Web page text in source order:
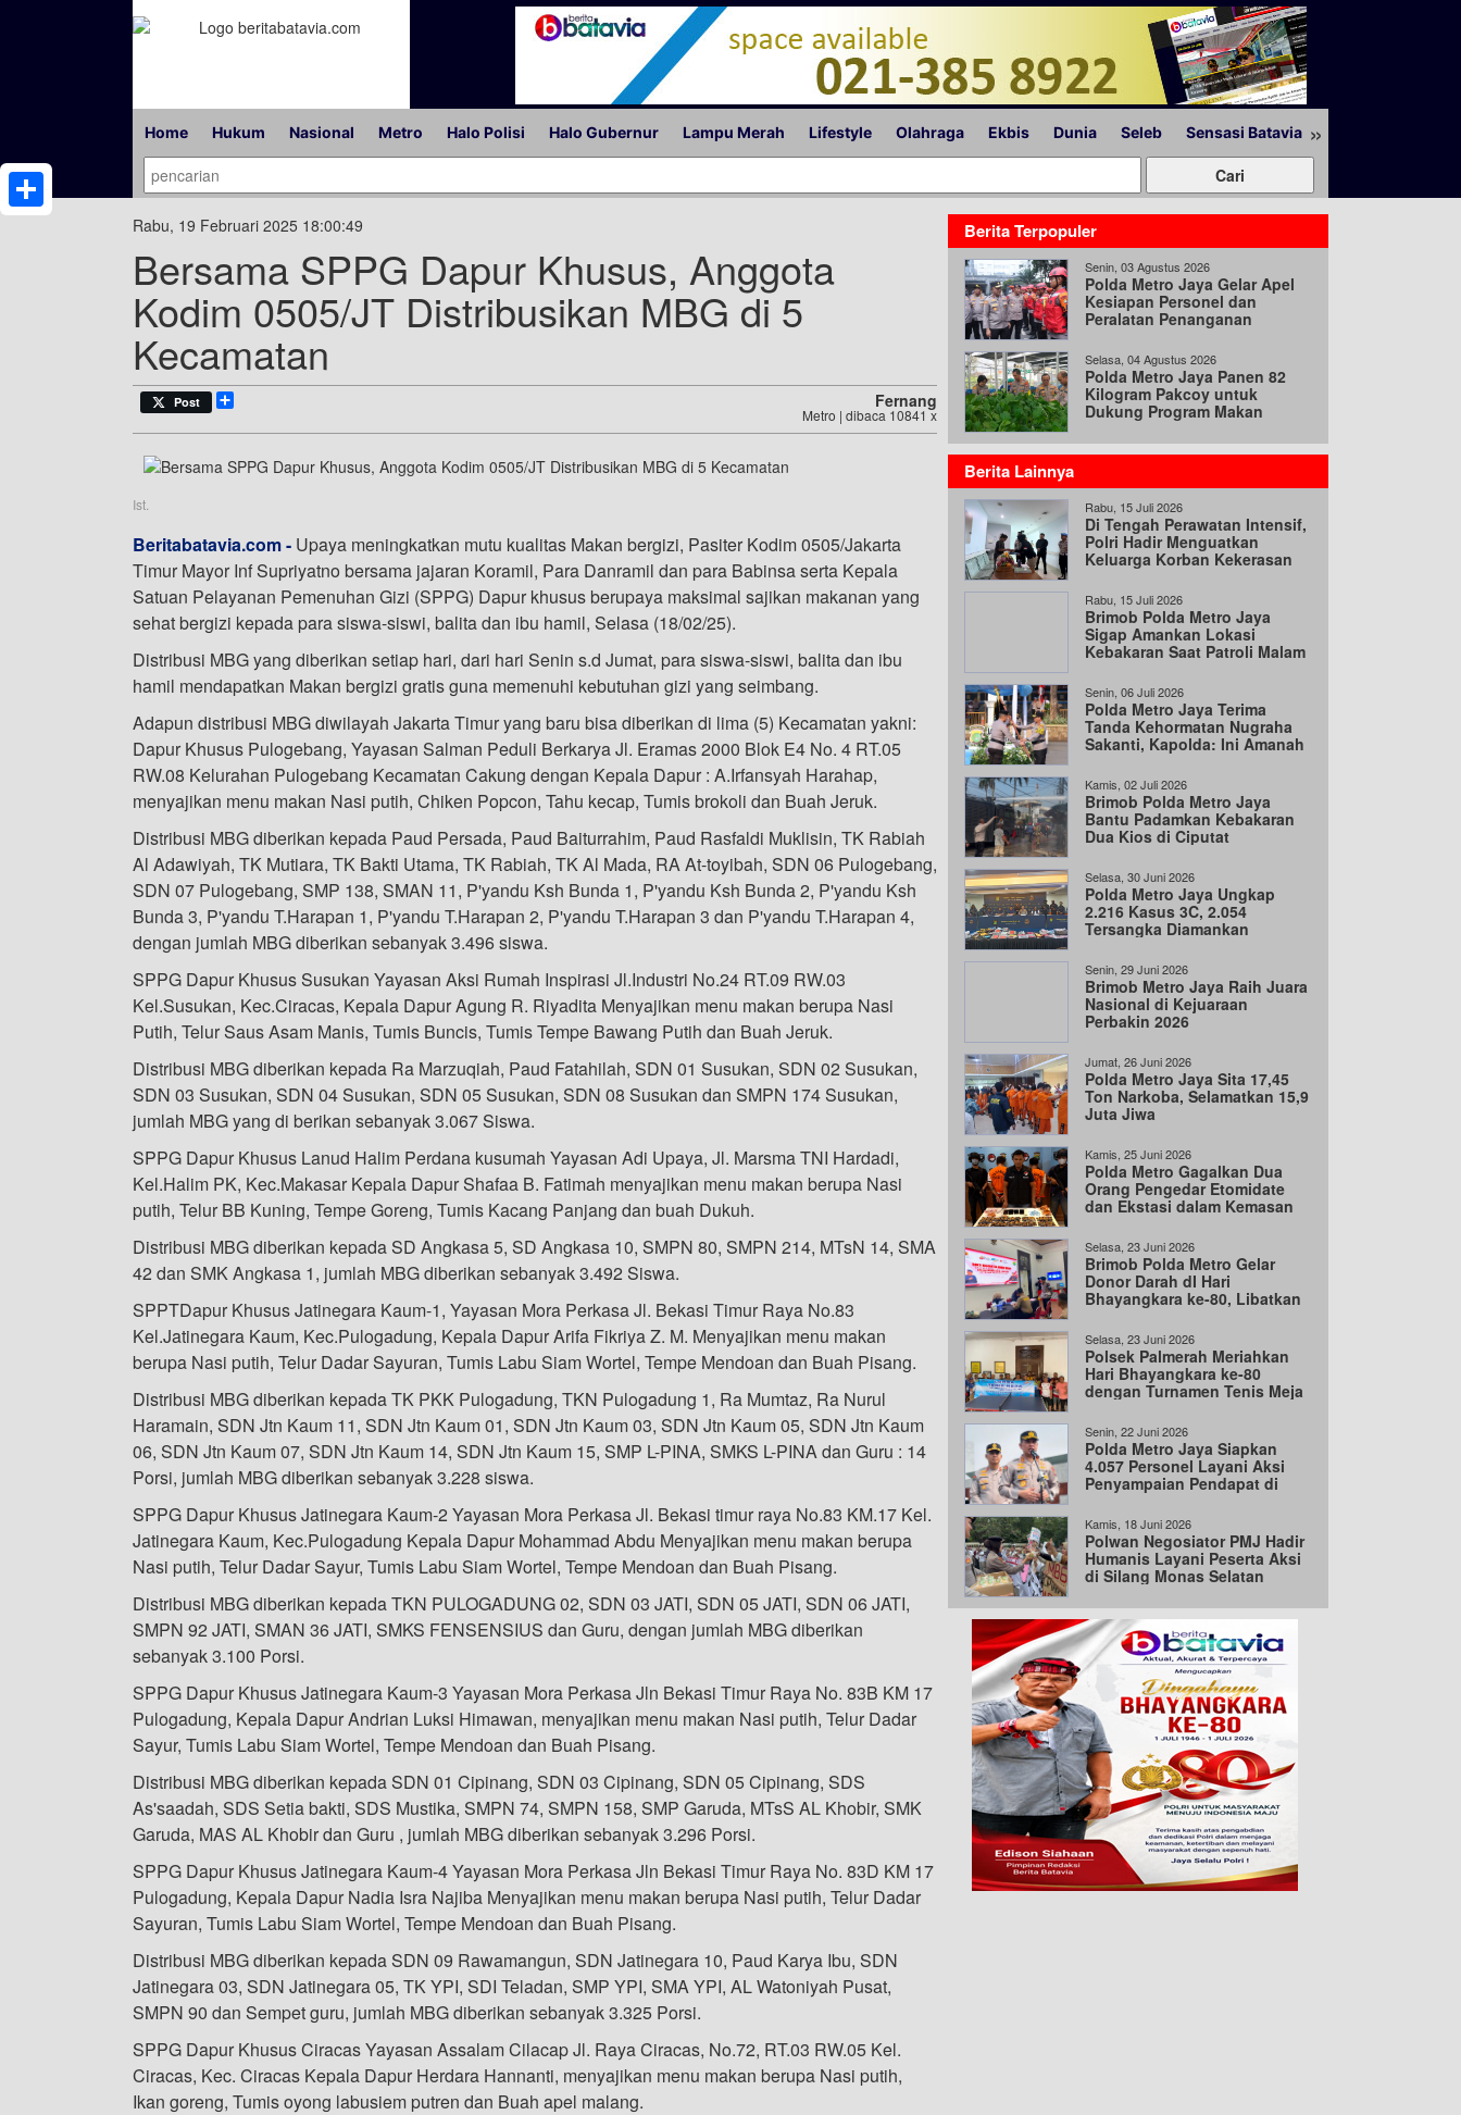
Home Hukum Nasional Metro Halo Polisi Halo Gubernur Lampu Merah Lifestyle Olahraga Ekbis Dunia Seleb Sensasi Batavia »
Rabu, 19 Februari 2025 18:00:49
Bersama SPPG Dapur Khusus, Anggota
Kodim 0505/JT Distribusikan MBG di 5
Kecamatan
Post Fernang
Metro | dibaca 10841 x
Ist.
Beritabatavia.com - Upaya meningkatkan mutu kualitas Makan bergizi, Pasiter Kodim 0505/Jakarta
Timur Mayor Inf Supriyatno bersama jajaran Koramil, Para Danramil dan para Babinsa serta Kepala
Satuan Pelayanan Pemenuhan Gizi (SPPG) Dapur khusus berupaya maksimal sajikan makanan yang
sehat bergizi kepada para siswa-siswi, balita dan ibu hamil, Selasa (18/02/25).
Distribusi MBG yang diberikan setiap hari, dari hari Senin s.d Jumat, para siswa-siswi, balita dan ibu
hamil mendapatkan Makan bergizi gratis guna memenuhi kebutuhan gizi yang seimbang.
Adapun distribusi MBG diwilayah Jakarta Timur yang baru bisa diberikan di lima (5) Kecamatan yakni:
Dapur Khusus Pulogebang, Yayasan Salman Peduli Berkarya Jl. Eramas 2000 Blok E4 No. 4 RT.05
RW.08 Kelurahan Pulogebang Kecamatan Cakung dengan Kepala Dapur : A.Irfansyah Harahap,
menyajikan menu makan Nasi putih, Chiken Popcon, Tahu kecap, Tumis brokoli dan Buah Jeruk.
Distribusi MBG diberikan kepada Paud Persada, Paud Baiturrahim, Paud Rasfaldi Muklisin, TK Rabiah
Al Adawiyah, TK Mutiara, TK Bakti Utama, TK Rabiah, TK Al Mada, RA At-toyibah, SDN 06 Pulogebang,
SDN 07 Pulogebang, SMP 138, SMAN 11, P'yandu Ksh Bunda 1, P'yandu Ksh Bunda 2, P'yandu Ksh
Bunda 3, P'yandu T.Harapan 1, P'yandu T.Harapan 2, P'yandu T.Harapan 3 dan P'yandu T.Harapan 4,
dengan jumlah MBG diberikan sebanyak 3.496 siswa.
SPPG Dapur Khusus Susukan Yayasan Aksi Rumah Inspirasi Jl.Industri No.24 RT.09 RW.03
Kel.Susukan, Kec.Ciracas, Kepala Dapur Agung R. Riyadita Menyajikan menu makan berupa Nasi
Putih, Telur Saus Asam Manis, Tumis Buncis, Tumis Tempe Bawang Putih dan Buah Jeruk.
Distribusi MBG diberikan kepada Ra Marzuqiah, Paud Fatahilah, SDN 01 Susukan, SDN 02 Susukan,
SDN 03 Susukan, SDN 04 Susukan, SDN 05 Susukan, SDN 08 Susukan dan SMPN 174 Susukan,
jumlah MBG yang di berikan sebanyak 3.067 Siswa.
SPPG Dapur Khusus Lanud Halim Perdana kusumah Yayasan Adi Upaya, Jl. Marsma TNI Hardadi,
Kel.Halim PK, Kec.Makasar Kepala Dapur Shafaa B. Fatimah menyajikan menu makan berupa Nasi
putih, Telur BB Kuning, Tempe Goreng, Tumis Kacang Panjang dan buah Dukuh.
Distribusi MBG diberikan kepada SD Angkasa 5, SD Angkasa 10, SMPN 80, SMPN 214, MTsN 14, SMA
42 dan SMK Angkasa 1, jumlah MBG diberikan sebanyak 3.492 Siswa.
SPPTDapur Khusus Jatinegara Kaum-1, Yayasan Mora Perkasa Jl. Bekasi Timur Raya No.83
Kel.Jatinegara Kaum, Kec.Pulogadung, Kepala Dapur Arifa Fikriya Z. M. Menyajikan menu makan
berupa Nasi putih, Telur Dadar Sayuran, Tumis Labu Siam Wortel, Tempe Mendoan dan Buah Pisang.
Distribusi MBG diberikan kepada TK PKK Pulogadung, TKN Pulogadung 1, Ra Mumtaz, Ra Nurul
Haramain, SDN Jtn Kaum 11, SDN Jtn Kaum 01, SDN Jtn Kaum 03, SDN Jtn Kaum 05, SDN Jtn Kaum
06, SDN Jtn Kaum 07, SDN Jtn Kaum 14, SDN Jtn Kaum 15, SMP L-PINA, SMKS L-PINA dan Guru : 14
Porsi, jumlah MBG diberikan sebanyak 3.228 siswa.
SPPG Dapur Khusus Jatinegara Kaum-2 Yayasan Mora Perkasa Jl. Bekasi timur raya No.83 KM.17 Kel.
Jatinegara Kaum, Kec.Pulogadung Kepala Dapur Mohammad Abdu Menyajikan menu makan berupa
Nasi putih, Telur Dadar Sayur, Tumis Labu Siam Wortel, Tempe Mendoan dan Buah Pisang.
Distribusi MBG diberikan kepada TKN PULOGADUNG 02, SDN 03 JATI, SDN 05 JATI, SDN 06 JATI,
SMPN 92 JATI, SMAN 36 JATI, SMKS FENSENSIUS dan Guru, dengan jumlah MBG diberikan
sebanyak 3.100 Porsi.
SPPG Dapur Khusus Jatinegara Kaum-3 Yayasan Mora Perkasa Jln Bekasi Timur Raya No. 83B KM 17
Pulogadung, Kepala Dapur Andrian Luksi Himawan, menyajikan menu makan Nasi putih, Telur Dadar
Sayur, Tumis Labu Siam Wortel, Tempe Mendoan dan Buah Pisang.
Distribusi MBG diberikan kepada SDN 01 Cipinang, SDN 03 Cipinang, SDN 05 Cipinang, SDS
As'saadah, SDS Setia bakti, SDS Mustika, SMPN 74, SMPN 158, SMP Garuda, MTsS AL Khobir, SMK
Garuda, MAS AL Khobir dan Guru , jumlah MBG diberikan sebanyak 3.296 Porsi.
SPPG Dapur Khusus Jatinegara Kaum-4 Yayasan Mora Perkasa Jln Bekasi Timur Raya No. 83D KM 17
Pulogadung, Kepala Dapur Nadia Isra Najiba Menyajikan menu makan berupa Nasi putih, Telur Dadar
Sayuran, Tumis Labu Siam Wortel, Tempe Mendoan dan Buah Pisang.
Distribusi MBG diberikan kepada SDN 09 Rawamangun, SDN Jatinegara 10, Paud Karya Ibu, SDN
Jatinegara 03, SDN Jatinegara 05, TK YPI, SDI Teladan, SMP YPI, SMA YPI, AL Watoniyah Pusat,
SMPN 90 dan Sempet guru, jumlah MBG diberikan sebanyak 3.325 Porsi.
SPPG Dapur Khusus Ciracas Yayasan Assalam Cilacap Jl. Raya Ciracas, No.72, RT.03 RW.05 Kel.
Ciracas, Kec. Ciracas Kepala Dapur Herdara Hannanti, menyajikan menu makan berupa Nasi putih,
Ikan goreng, Tumis oyong labusiem putren dan Buah apel malang.
Share Berita Terpopuler
Senin, 03 Agustus 2026
Polda Metro Jaya Gelar Apel
Kesiapan Personel dan
Peralatan Penanganan
Selasa, 04 Agustus 2026
Polda Metro Jaya Panen 82
Kilogram Pakcoy untuk
Dukung Program Makan
Berita Lainnya
Rabu, 15 Juli 2026
Di Tengah Perawatan Intensif,
Polri Hadir Menguatkan
Keluarga Korban Kekerasan
Rabu, 15 Juli 2026
Brimob Polda Metro Jaya
Sigap Amankan Lokasi
Kebakaran Saat Patroli Malam
Senin, 06 Juli 2026
Polda Metro Jaya Terima
Tanda Kehormatan Nugraha
Sakanti, Kapolda: Ini Amanah
Kamis, 02 Juli 2026
Brimob Polda Metro Jaya
Bantu Padamkan Kebakaran
Dua Kios di Ciputat
Selasa, 30 Juni 2026
Polda Metro Jaya Ungkap
2.216 Kasus 3C, 2.054
Tersangka Diamankan
Senin, 29 Juni 2026
Brimob Metro Jaya Raih Juara
Nasional di Kejuaraan
Perbakin 2026
Jumat, 26 Juni 2026
Polda Metro Jaya Sita 17,45
Ton Narkoba, Selamatkan 15,9
Juta Jiwa
Kamis, 25 Juni 2026
Polda Metro Gagalkan Dua
Orang Pengedar Etomidate
dan Ekstasi dalam Kemasan
Selasa, 23 Juni 2026
Brimob Polda Metro Gelar
Donor Darah dI Hari
Bhayangkara ke-80, Libatkan
Selasa, 23 Juni 2026
Polsek Palmerah Meriahkan
Hari Bhayangkara ke-80
dengan Turnamen Tenis Meja
Senin, 22 Juni 2026
Polda Metro Jaya Siapkan
4.057 Personel Layani Aksi
Penyampaian Pendapat di
Kamis, 18 Juni 2026
Polwan Negosiator PMJ Hadir
Humanis Layani Peserta Aksi
di Silang Monas Selatan